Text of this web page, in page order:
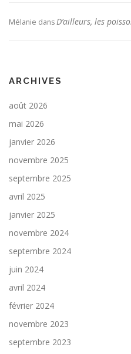
Mélanie dansD’ailleurs, les
ARCHIVES
août 2026
mai 2026
janvier 2026
novembre 2025
septembre 2025
avril 2025
janvier 2025
novembre 2024
septembre 2024
juin 2024
avril 2024
février 2024
novembre 2023
septembre 2023